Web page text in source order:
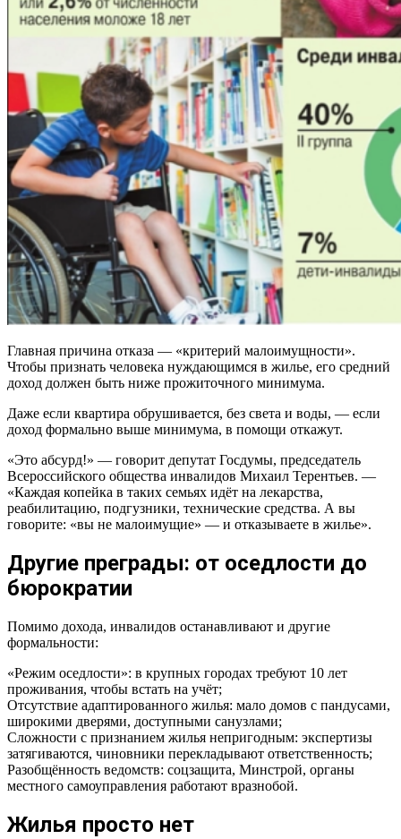
Главная причина отказа — «критерий малоимущности».
Чтобы признать человека нуждающимся в жилье, его средний
доход должен быть ниже прожиточного минимума.
Даже если квартира обрушивается, без света и воды, — если
доход формально выше минимума, в помощи откажут.
«Это абсурд!» — говорит депутат Госдумы, председатель
Всероссийского общества инвалидов Михаил Терентьев. —
«Каждая копейка в таких семьях идёт на лекарства,
реабилитацию, подгузники, технические средства. А вы
говорите: «вы не малоимущие» — и отказываете в жилье».
Другие преграды: от оседлости до
бюрократии
Помимо дохода, инвалидов останавливают и другие
формальности:
«Режим оседлости»: в крупных городах требуют 10 лет
проживания, чтобы встать на учёт;
Отсутствие адаптированного жилья: мало домов с пандусами,
широкими дверями, доступными санузлами;
Сложности с признанием жилья непригодным: экспертизы
затягиваются, чиновники перекладывают ответственность;
Разобщённость ведомств: соцзащита, Минстрой, органы
местного самоуправления работают вразнобой.
Жилья просто нет